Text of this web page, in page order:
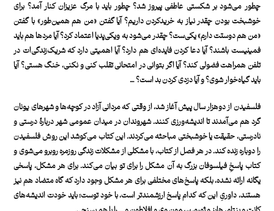
چطور می‌شود بر شکستی عاطفی پیروز شد؟ چطور باید با مرگ عزیزان کنار آمد؟ برای
خوشبخت بودن چقدر نیاز به خریدکردن داریم؟ آیا گفتن «من هم همین‌طور» با گفتن
«من هم دوستت دارم» یکی‌ست؟ چقدر می‌شود به ویکی‌پدیا اعتماد کرد؟ آیا مردها هم باید
فمینیست باشند؟ آیا دعا کردن فایده‌ای هم دارد؟ آیا اهمیتی دارد که شریک‌زندگی‌ات در
تلفن همراهت فضولی کند؟ آیا اگر بتوانی در امتحانی تقلب کنی و نکنی، خنگ هستی؟ آیا
باید گیاه‌خوار شوی؟ و آیا دزدی کردن بد است؟ …
فلسفیدن از دوهزار سال پیش آغاز شد، از وقتی که مردانی آزاد در کوچه‌ها و شهرهای یونان
گرد هم می‌آمدند تا اندیشه‌ورزی کنند. شهروندان در میدان عمومی شهر دربارهٔ درستی و
نادرستی، حقیقت یا خوشبختی مباحثه می‌کردند. این کتاب می‌کوشد این روش فلسفیدن
را دوباره زنده کند. در هر فصل از کتاب، با مشکلی از مشکلات زندگی روزمره روبرو می‌شوی و
کتاب پاسخِ فیلسوفان بزرگ به آن مشکل را برای تو بیان می‌کند. برای هر مشکل، پاسخی
یگانه ارائه نشده، بلکه پاسخ‌های مختلفی برای هر مشکل وجود دارد که گاه متضاد هم نیز
هستند، داوریِ این ‌‌که کدام پاسخ ارزشمندتر است، با خود توست؛ باید خودت اندیشه‌های